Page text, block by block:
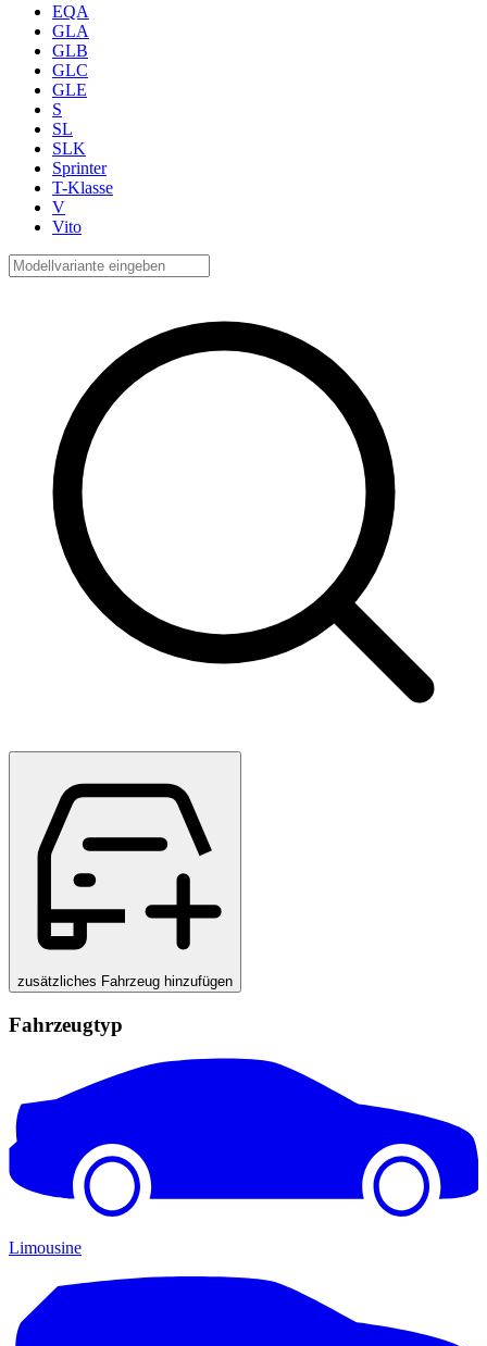
EQA
GLA
GLB
GLC
GLE
S
SL
SLK
Sprinter
T-Klasse
V
Vito
zusätzliches Fahrzeug hinzufügen
Fahrzeugtyp
Limousine